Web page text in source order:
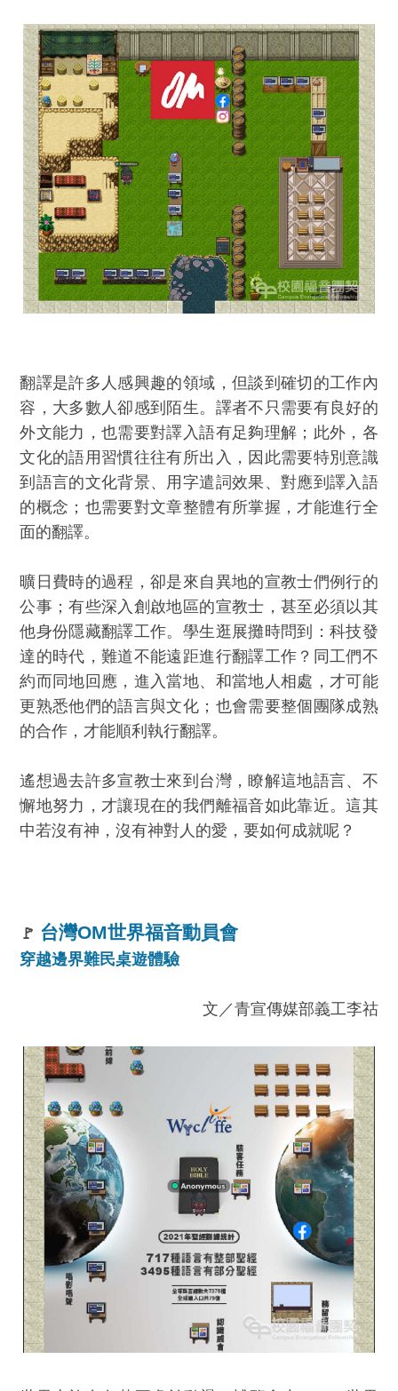
翻譯是許多人感興趣的領域，但談到確切的工作內
容，大多數人卻感到陌生。譯者不只需要有良好的
外文能力，也需要對譯入語有足夠理解；此外，各
文化的語用習慣往往有所出入，因此需要特別意識
到語言的文化背景、用字遣詞效果、對應到譯入語
的概念；也需要對文章整體有所掌握，才能進行全
面的翻譯。
曠日費時的過程，卻是來自異地的宣教士們例行的
公事；有些深入創啟地區的宣教士，甚至必須以其
他身份隱藏翻譯工作。學生逛展攤時問到：科技發
達的時代，難道不能遠距進行翻譯工作？同工們不
約而同地回應，進入當地、和當地人相處，才可能
更熟悉他們的語言與文化；也會需要整個團隊成熟
的合作，才能順利執行翻譯。
遙想過去許多宣教士來到台灣，瞭解這地語言、不
懈地努力，才讓現在的我們離福音如此靠近。這其
中若沒有神，沒有神對人的愛，要如何成就呢？
🚩 台灣OM世界福音動員會
穿越邊界難民桌遊體驗
文／青宣傳媒部義工李祜